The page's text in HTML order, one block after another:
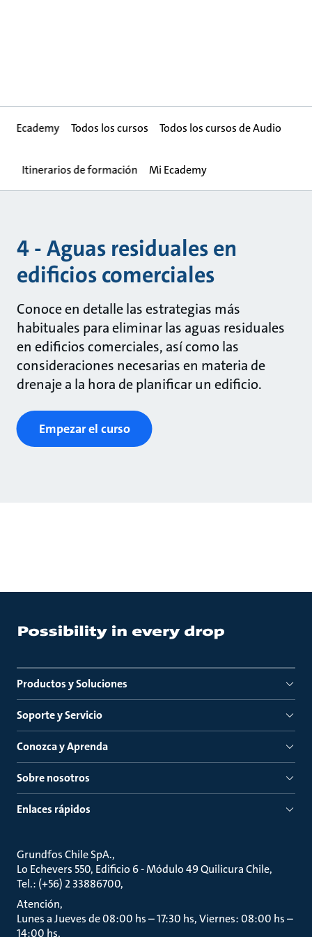
Ecademy Todos los cursos Todos los cursos de Audio
Itinerarios de formación Mi Ecademy
4 - Aguas residuales en
edificios comerciales
Conoce en detalle las estrategias más
habituales para eliminar las aguas residuales
en edificios comerciales, así como las
consideraciones necesarias en materia de
drenaje a la hora de planificar un edificio.
Empezar el curso
Productos y Soluciones
Soporte y Servicio
Conozca y Aprenda
Sobre nosotros
Enlaces rápidos
Grundfos Chile SpA.
Lo Echevers 550, Edificio 6 - Módulo 49 Quilicura Chile
Tel.: (+56) 2 33886700
Atención
Lunes a Jueves de 08:00 hs – 17:30 hs, Viernes: 08:00 hs –
14:00 hs